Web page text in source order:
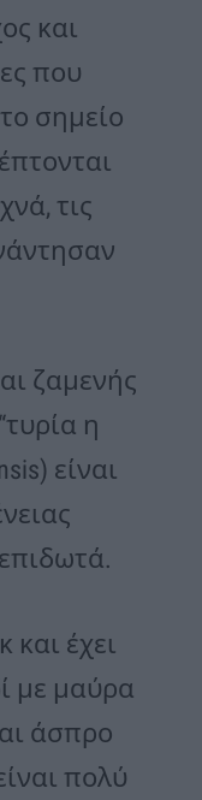
και
που
σημείο
τις
ζαμενής
η
είναι
και έχει
με μαύρα
άσπρο
πολύ